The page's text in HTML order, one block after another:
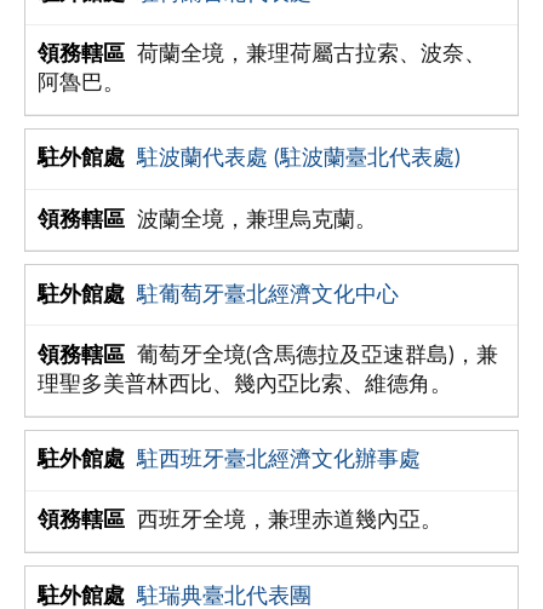
荷蘭全境，兼理荷屬古拉索、波奈、
阿魯巴。
駐波蘭代表處 (駐波蘭臺北代表處)
波蘭全境，兼理烏克蘭。
駐葡萄牙臺北經濟文化中心
葡萄牙全境(含馬德拉及亞速群島)，兼
理聖多美普林西比、幾內亞比索、維德角。
駐西班牙臺北經濟文化辦事處
西班牙全境，兼理赤道幾內亞。
駐瑞典臺北代表團